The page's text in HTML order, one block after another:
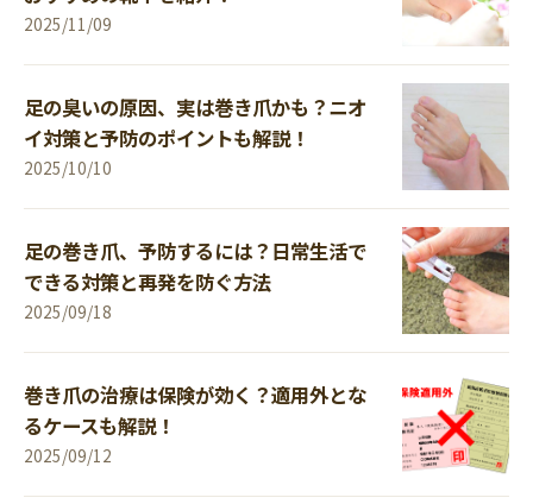
2025/11/09
足の臭いの原因、実は巻き爪かも？ニオ
イ対策と予防のポイントも解説！
2025/10/10
足の巻き爪、予防するには？日常生活で
できる対策と再発を防ぐ方法
2025/09/18
巻き爪の治療は保険が効く？適用外とな
るケースも解説！
2025/09/12